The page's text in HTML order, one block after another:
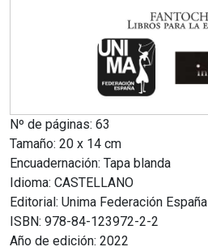
Nº de páginas: 63
Tamaño: 20 x 14 cm
Encuadernación: Tapa blanda
Idioma: CASTELLANO
Editorial: Unima Federación España
ISBN: 978-84-123972-2-2
Año de edición: 2022